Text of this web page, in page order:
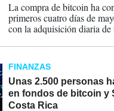
La compra de bitcoin ha
primeros cuatro días de
con la adquisición diaria de
al uso cotidiano de la
FINANZAS
Unas 2.500 personas
en fondos de bitcoin y
Costa Rica